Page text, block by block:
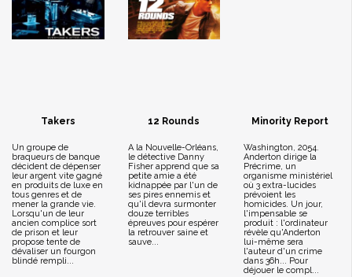
Takers
Un groupe de
braqueurs de banque
décident de dépenser
leur argent vite gagné
en produits de luxe en
tous genres et de
mener la grande vie.
Lorsqu'un de leur
ancien complice sort
de prison et leur
propose tente de
dévaliser un fourgon
blindé rempli...
12 Rounds
A la Nouvelle-Orléans,
le détective Danny
Fisher apprend que sa
petite amie a été
kidnappée par l'un de
ses pires ennemis et
qu'il devra surmonter
douze terribles
épreuves pour espérer
la retrouver saine et
sauve...
Minority Report
Washington, 2054.
Anderton dirige la
Précrime, un
organisme ministériel
où 3 extra-lucides
prévoient les
homicides. Un jour,
l'impensable se
produit : l'ordinateur
révèle qu'Anderton
lui-même sera
l'auteur d'un crime
dans 36h... Pour
déjouer le compl...